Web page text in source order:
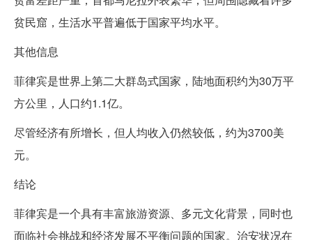
贫民窟，生活水平普遍低于国家平均水平。
其他信息
菲律宾是世界上第二大群岛式国家，陆地面积约为30万平
方公里，人口约1.1亿。
尽管经济有所增长，但人均收入仍然较低，约为3700美
元。
结论
菲律宾是一个具有丰富旅游资源、多元文化背景，同时也
面临社会挑战和经济发展不平衡问题的国家。治安状况在